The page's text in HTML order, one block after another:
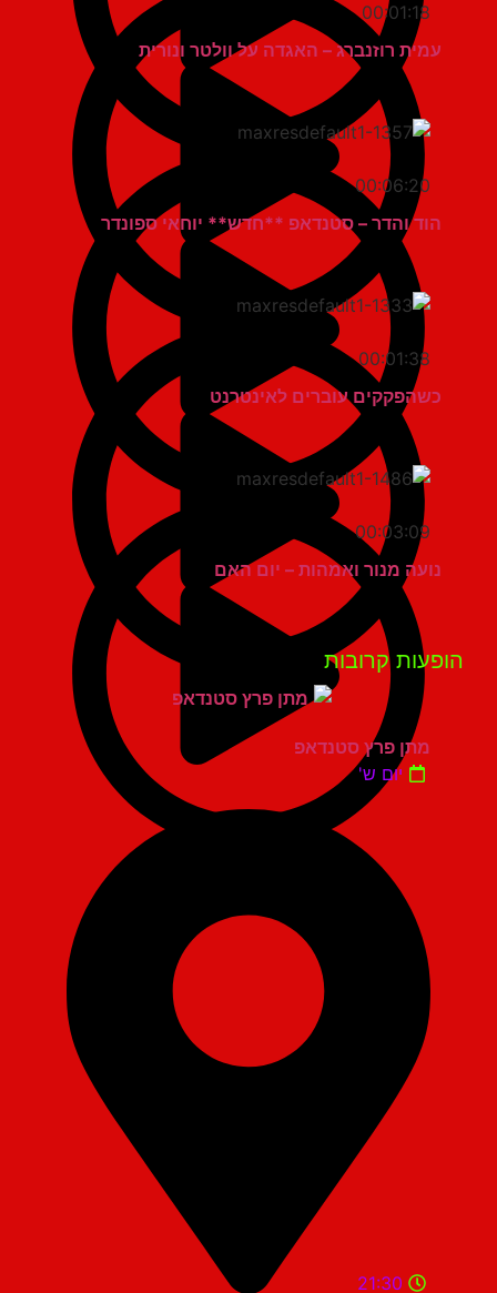
00:01:18
עמית רוזנברג – האגדה על וולטר ונורית
00:06:20
הוד והדר – סטנדאפ **חדש** יוחאי ספונדר
00:01:38
כשהפקקים עוברים לאינטרנט
00:03:09
נועה מנור ואמהות – יום האם
קרובות
מתן פרץ סטנדאפ
יום ש'
21:30